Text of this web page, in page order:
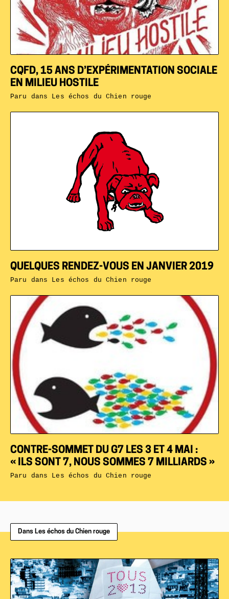
CONTRE-SOMMET DU G7 LES 3 ET 4 MAI :
« ILS SONT 7, NOUS SOMMES 7 MILLIARDS »
Paru dans Les échos du Chien rouge
QUELQUES RENDEZ-VOUS EN JANVIER 2019
Paru dans Les échos du Chien rouge
CQFD, 15 ANS D’EXPÉRIMENTATION SOCIALE
EN MILIEU HOSTILE
Paru dans Les échos du Chien rouge
Dans Les échos du Chien rouge